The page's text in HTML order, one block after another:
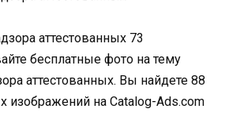
бесплатные фото на тему
аттестованных. Вы найдете 88
изображений на Catalog-Ads.com